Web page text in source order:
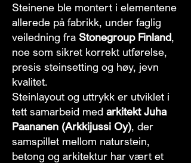
Steinene ble montert i elementene
allerede på fabrikk, under faglig
veiledning fra Stonegroup Finland,
noe som sikret korrekt utførelse,
presis steinsetting og høy, jevn
kvalitet.
Steinlayout og uttrykk er utviklet i
tett samarbeid med arkitekt Juha
Paananen (Arkkijussi Oy), der
samspillet mellom naturstein,
betong og arkitektur har vært et